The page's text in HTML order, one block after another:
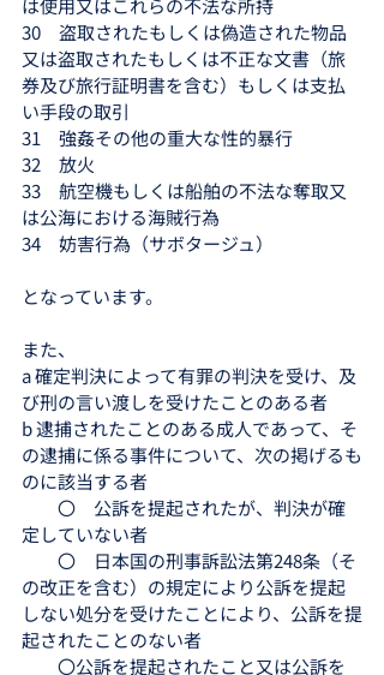
は使用又はこれらの不法な所持
30　盗取されたもしくは偽造された物品
又は盗取されたもしくは不正な文書（旅
券及び旅行証明書を含む）もしくは支払
い手段の取引
31　強姦その他の重大な性的暴行
32　放火
33　航空機もしくは船舶の不法な奪取又
は公海における海賊行為
34　妨害行為（サボタージュ）
となっています。
また、
a 確定判決によって有罪の判決を受け、及
び刑の言い渡しを受けたことのある者
b 逮捕されたことのある成人であって、そ
の逮捕に係る事件について、次の掲げるも
のに該当する者
〇　公訴を提起されたが、判決が確
定していない者
〇　日本国の刑事訴訟法第248条（そ
の改正を含む）の規定により公訴を提起
しない処分を受けたことにより、公訴を提
起されたことのない者
〇公訴を提起されたこと又は公訴を